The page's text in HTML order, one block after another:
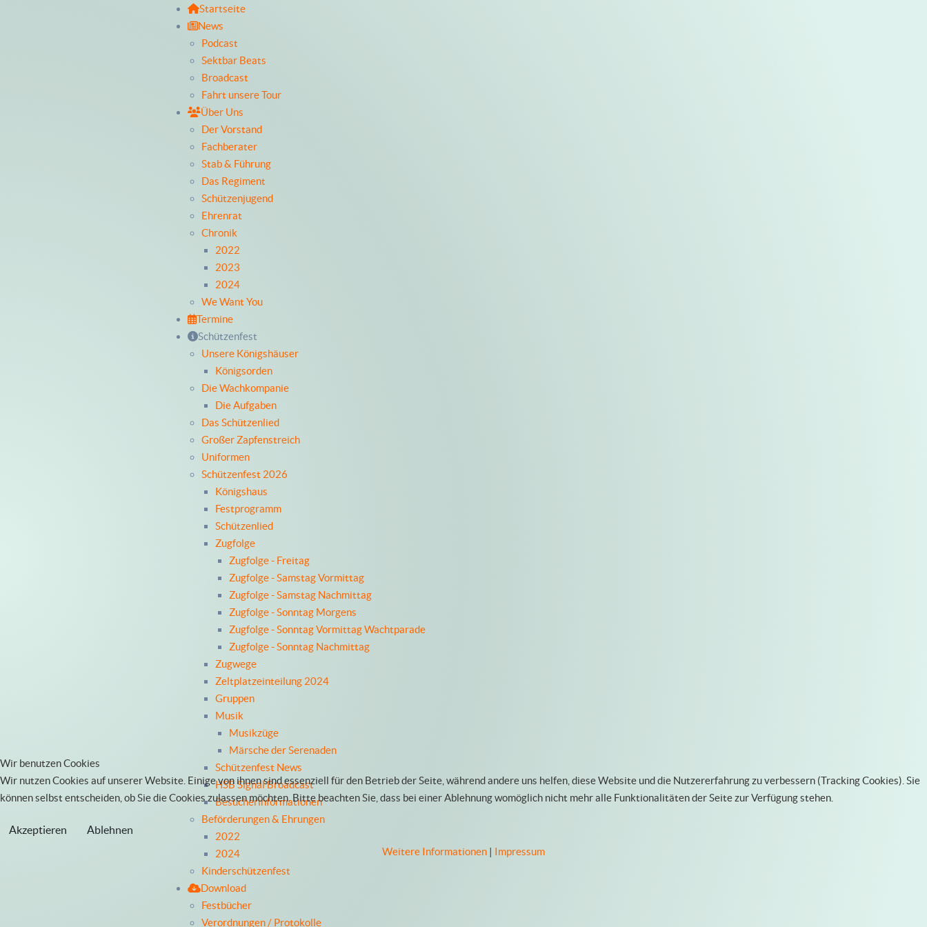
Startseite
News
Podcast
Sektbar Beats
Broadcast
Fahrt unsere Tour
Über Uns
Der Vorstand
Fachberater
Stab & Führung
Das Regiment
Schützenjugend
Ehrenrat
Chronik
2022
2023
2024
We Want You
Termine
Schützenfest
Unsere Königshäuser
Königsorden
Die Wachkompanie
Die Aufgaben
Das Schützenlied
Großer Zapfenstreich
Uniformen
Schützenfest 2026
Königshaus
Festprogramm
Schützenlied
Zugfolge
Zugfolge - Freitag
Zugfolge - Samstag Vormittag
Zugfolge - Samstag Nachmittag
Zugfolge - Sonntag Morgens
Zugfolge - Sonntag Vormittag Wachtparade
Zugfolge - Sonntag Nachmittag
Zugwege
Zeltplatzeinteilung 2024
Gruppen
Musik
Musikzüge
Märsche der Serenaden
Schützenfest News
HSB Signal Broadcast
Besucherinformationen
Beförderungen & Ehrungen
2022
2024
Kinderschützenfest
Download
Festbücher
Verordnungen / Protokolle
Wir benutzen Cookies
Wir nutzen Cookies auf unserer Website. Einige von ihnen sind essenziell für den Betrieb der Seite, während andere uns helfen, diese Website und die Nutzererfahrung zu verbessern (Tracking Cookies). Sie
können selbst entscheiden, ob Sie die Cookies zulassen möchten. Bitte beachten Sie, dass bei einer Ablehnung womöglich nicht mehr alle Funktionalitäten der Seite zur Verfügung stehen.
Akzeptieren Ablehnen
Weitere Informationen | Impressum